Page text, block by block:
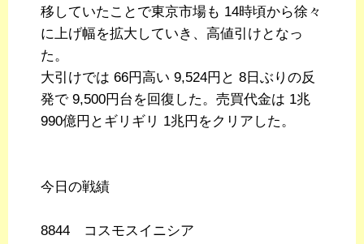
移していたことで東京市場も 14時頃から徐々
に上げ幅を拡大していき、高値引けとなっ
た。
大引けでは 66円高い 9,524円と 8日ぶりの反
発で 9,500円台を回復した。売買代金は 1兆
990億円とギリギリ 1兆円をクリアした。
今日の戦績
8844 コスモスイニシア